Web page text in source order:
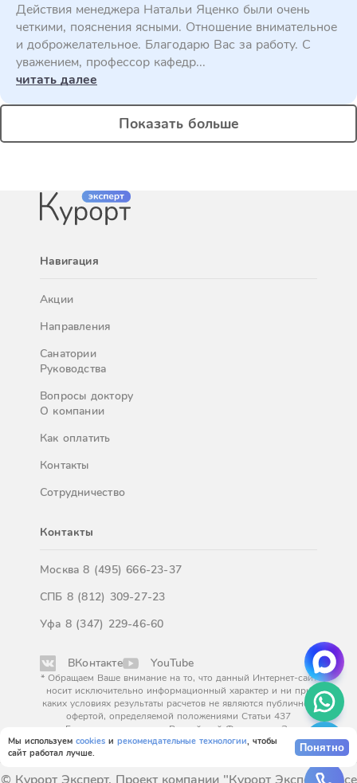
Мы используем cookies и рекомендательные технологии, чтобы
сайт работал лучше.
Понятно
Действия менеджера Натальи Яценко были очень
четкими, пояснения ясными. Отношение внимательное
и доброжелательное. Благодарю Вас за работу. С
уважением, профессор кафедр...
читать далее
Показать больше
Навигация
Акции
Направления
Санатории
Руководства
Вопросы доктору
О компании
Как оплатить
Контакты
Сотрудничество
Контакты
Москва8 (495) 666-23-37
СПБ 8 (812) 309-27-23
Уфа 8 (347) 229-46-60
ВКонтакте YouTube
* Обращаем Ваше внимание на то, что данный Интернет-сайт
носит исключительно информационный характер и ни при
каких условиях результаты расчетов не являются публичной
офертой, определяемой положениями Статьи 437
Гражданского кодекса Российской Федерации. За
окончательным расчетом обращайтесь к нашим менеджерам.